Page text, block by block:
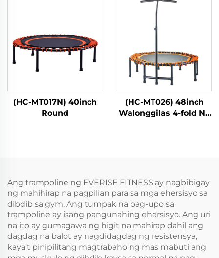
(HC-MT017N) 40inch
Round
(HC-MT026) 48inch
Walonggilas 4-fold Na
Ang trampoline ng EVERISE FITNESS ay nagbibigay
ng mahihirap na pagpilian para sa mga ehersisyo sa
dibdib sa gym. Ang tumpak na pag-upo sa
trampoline ay isang pangunahing ehersisyo. Ang uri
na ito ay gumagawa ng higit na mahirap dahil ang
dagdag na balot ay nagdidagdag ng resistensya,
kaya't pinipilitang magtrabaho ng mas mabuti ang